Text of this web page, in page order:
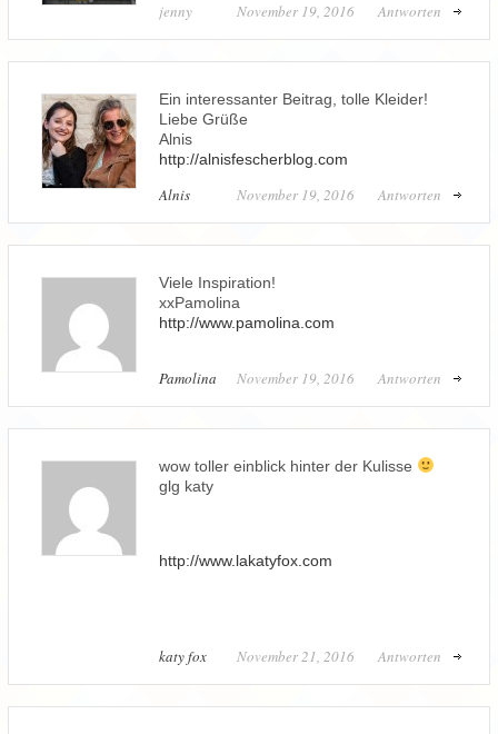
jenny Antworten
November 19, 2016
Ein interessanter Beitrag, tolle Kleider!
Liebe Grüße
Alnis
http://alnisfescherblog.com
Alnis Antworten
November 19, 2016
Viele Inspiration!
xxPamolina
http://www.pamolina.com
Pamolina Antworten
November 19, 2016
wow toller einblick hinter der Kulisse
glg katy
http://www.lakatyfox.com
katy fox Antworten
November 21, 2016